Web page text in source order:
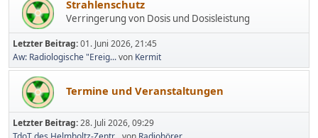
Strahlenschutz
Verringerung von Dosis und Dosisleistung
Letzter Beitrag:01. Juni 2026, 21:45
Aw: Radiologische "Ereig...von Kermit
Termine und Veranstaltungen
Letzter Beitrag:28. Juli 2026, 09:29